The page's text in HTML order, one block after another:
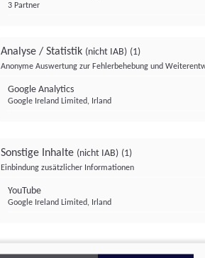
3 Partner
Analyse / Statistik (nicht IAB) (1)
Anonyme Auswertung zur Fehlerbehebung und
Google Analytics
Google Ireland Limited, Irland
Sonstige Inhalte (nicht IAB) (1)
Einbindung zusätzlicher Informationen
YouTube
Google Ireland Limited, Irland